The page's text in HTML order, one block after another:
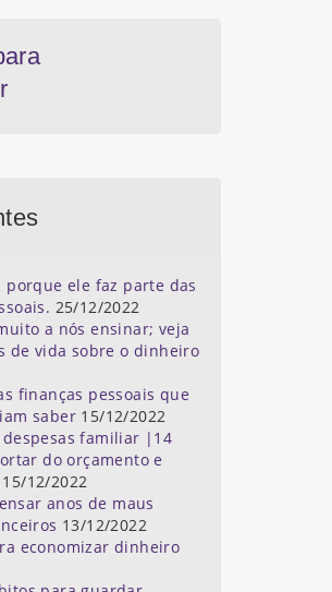
porque ele faz parte das
25/12/2022
a nós ensinar; veja
de vida sobre o dinheiro
finanças pessoais que
saber 15/12/2022
despesas familiar |14
do orçamento e
15/12/2022
anos de maus
13/12/2022
economizar dinheiro